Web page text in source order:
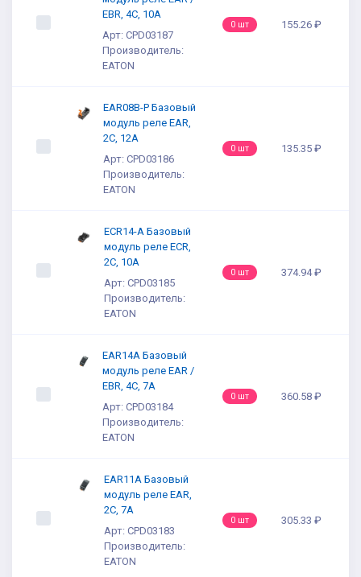
EBR, 4C, 10A
Арт: CPD03187
Производитель:
EATON
0 шт 155.26 ₽
EAR08B-P Базовый
модуль реле EAR,
2C, 12A
Арт: CPD03186
Производитель:
EATON
0 шт 135.35 ₽
ECR14-A Базовый
модуль реле ECR,
2C, 10A
Арт: CPD03185
Производитель:
EATON
0 шт 374.94 ₽
EAR14A Базовый
модуль реле EAR /
EBR, 4C, 7A
Арт: CPD03184
Производитель:
EATON
0 шт 360.58 ₽
EAR11A Базовый
модуль реле EAR,
2C, 7A
Арт: CPD03183
Производитель:
EATON
0 шт 305.33 ₽